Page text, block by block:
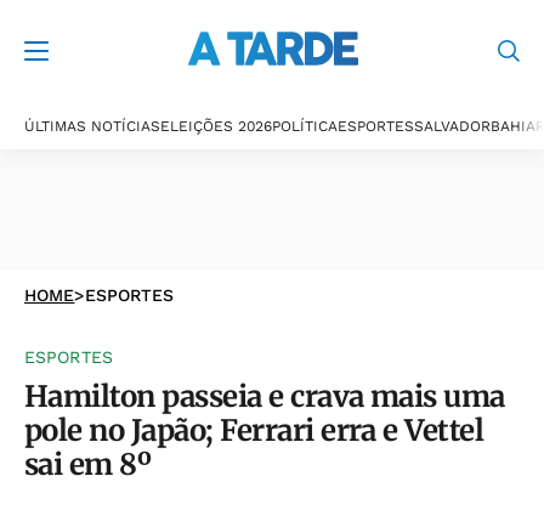
ÚLTIMAS NOTÍCIASELEIÇÕES 2026POLÍTICAESPORTESSALVADORBAHIA
HOME>ESPORTES
ESPORTES
Hamilton passeia e crava mais uma
pole no Japão; Ferrari erra e Vettel
sai em 8º